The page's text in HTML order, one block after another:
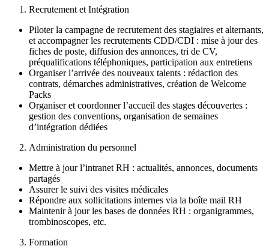
Recrutement et Intégration
Piloter la campagne de recrutement des stagiaires et alternants,
et accompagner les recrutements CDD/CDI : mise à jour des
fiches de poste, diffusion des annonces, tri de CV,
préqualifications téléphoniques, participation aux entretiens
Organiser l’arrivée des nouveaux talents : rédaction des
contrats, démarches administratives, création de Welcome
Packs
Organiser et coordonner l’accueil des stages découvertes :
gestion des conventions, organisation de semaines
d’intégration dédiées
Administration du personnel
Mettre à jour l’intranet RH : actualités, annonces, documents
partagés
Assurer le suivi des visites médicales
Répondre aux sollicitations internes via la boîte mail RH
Maintenir à jour les bases de données RH : organigrammes,
trombinoscopes, etc.
Formation